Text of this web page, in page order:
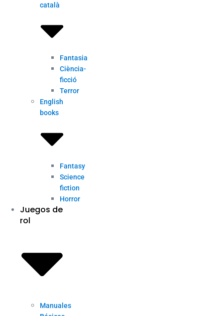
català
Fantasia
Ciència-
ficció
Terror
English
books
Fantasy
Science
fiction
Horror
Juegos de
rol
Manuales